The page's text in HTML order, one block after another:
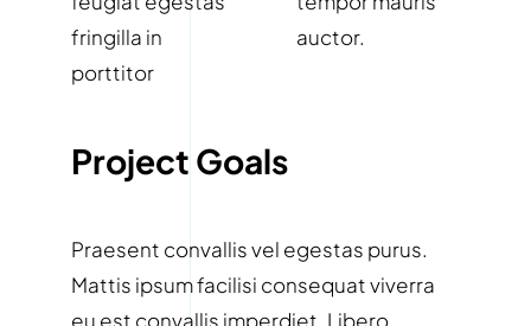
fringilla in
porttitor
auctor.
Project Goals
Praesent convallis vel egestas purus.
Mattis ipsum facilisi consequat viverra
eu est convallis imperdiet. Libero